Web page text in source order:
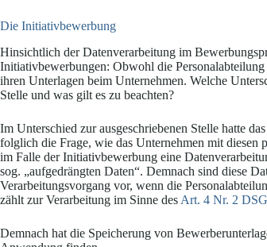
Die Initiativbewerbung
Hinsichtlich der Datenverarbeitung im
Initiativbewerbungen: Obwohl die
ihren Unterlagen beim Unternehmen. Welche
Stelle und was gilt es zu beachten?
Im Unterschied zur ausgeschriebenen Stelle hatte
folglich die Frage, wie das Unternehmen mit diesen
im Falle der Initiativbewerbung eine
sog. „aufgedrängten Daten“. Demnach sind diese
Verarbeitungsvorgang vor, wenn die
zählt zur Verarbeitung im Sinne des Art. 4 Nr. 2
Demnach hat die Speicherung von